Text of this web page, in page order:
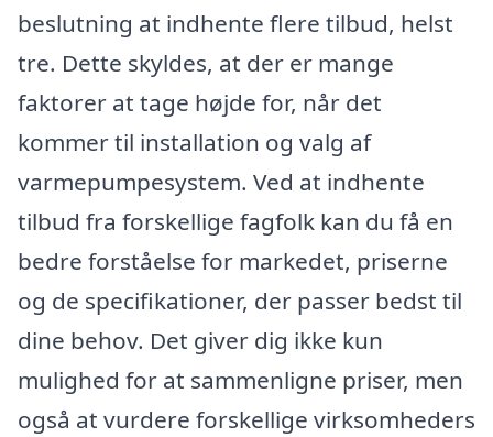
beslutning at indhente flere tilbud, helst
tre. Dette skyldes, at der er mange
faktorer at tage højde for, når det
kommer til installation og valg af
varmepumpesystem. Ved at indhente
tilbud fra forskellige fagfolk kan du få en
bedre forståelse for markedet, priserne
og de specifikationer, der passer bedst til
dine behov. Det giver dig ikke kun
mulighed for at sammenligne priser, men
også at vurdere forskellige virksomheders